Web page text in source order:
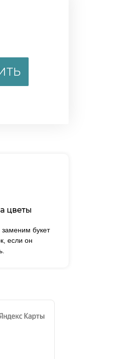
букет
если он
цветы